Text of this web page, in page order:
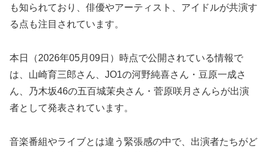
も知られており、俳優やアーティスト、アイドルが共演す
る点も注目されています。
本日（2026年05月09日）時点で公開されている情報で
は、山崎育三郎さん、JO1の河野純喜さん・豆原一成さ
ん、乃木坂46の五百城茉央さん・菅原咲月さんらが出演
者として発表されています。
音楽番組やライブとは違う緊張感の中で、出演者たちがど